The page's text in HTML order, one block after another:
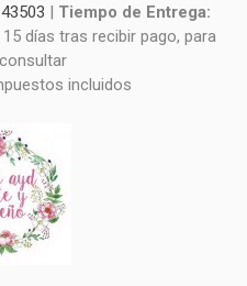
| Tiempo de Entrega:
días tras recibir pago, para
incluidos